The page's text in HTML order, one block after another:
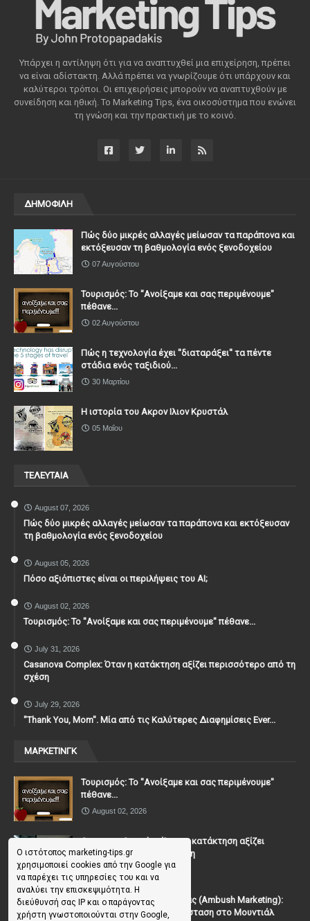
Ο ιστότοπος marketing-tips.gr
χρησιμοποιεί cookies από την Google για
να παρέχει τις υπηρεσίες του και να
αναλύει την επισκεψιμότητα. Η
διεύθυνσή σας IP και ο παράγοντας
χρήστη γνωστοποιούνται στην Google,
Υπάρχει η αντίληψη ότι για να αναπτυχθεί μια επιχείρηση, πρέπει
να είναι αδίστακτη. Αλλά πρέπει να γνωρίζουμε ότι υπάρχουν και
καλύτεροι τρόποι. Οι επιχειρήσεις μπορούν να αναπτυχθούν με
συνείδηση ​​και ηθική. Το Marketing Tips, ένα οικοσύστημα που ενώνει
τη γνώση και την πρακτική με το κοινό.
ΔΗΜΟΦΙΛΗ
Πώς δύο μικρές αλλαγές μείωσαν τα παράπονα και
εκτόξευσαν τη βαθμολογία ενός ξενοδοχείου
07 Αυγούστου
Τουρισμός: Το "Ανοίξαμε και σας περιμένουμε"
πέθανε...
02 Αυγούστου
Πώς η τεχνολογία έχει ''διαταράξει'' τα πέντε
στάδια ενός ταξιδιού...
30 Μαρτίου
Η ιστορία του Ακρον Ιλιον Κρυστάλ
05 Μαΐου
ΤΕΛΕΥΤΑΙΑ
August 07, 2026
Πώς δύο μικρές αλλαγές μείωσαν τα παράπονα και εκτόξευσαν
τη βαθμολογία ενός ξενοδοχείου
August 05, 2026
Πόσο αξιόπιστες είναι οι περιλήψεις του ΑΙ;
August 02, 2026
Τουρισμός: Το "Ανοίξαμε και σας περιμένουμε" πέθανε...
July 31, 2026
Casanova Complex: Όταν η κατάκτηση αξίζει περισσότερο από τη
σχέση
July 29, 2026
"Thank You, Mοm". Μία από τις Καλύτερες Διαφημίσεις Ever...
ΜΑΡΚΕΤΙΝΓΚ
Τουρισμός: Το "Ανοίξαμε και σας περιμένουμε"
πέθανε...
August 02, 2026
Casanova Complex: Όταν η κατάκτηση αξίζει
περισσότερο από τη σχέση
July 31, 2026
To Μάρκετινγκ της Ενέδρας (Ambush Marketing):
Πώς να κλέψεις την παράσταση στο Μουντιάλ